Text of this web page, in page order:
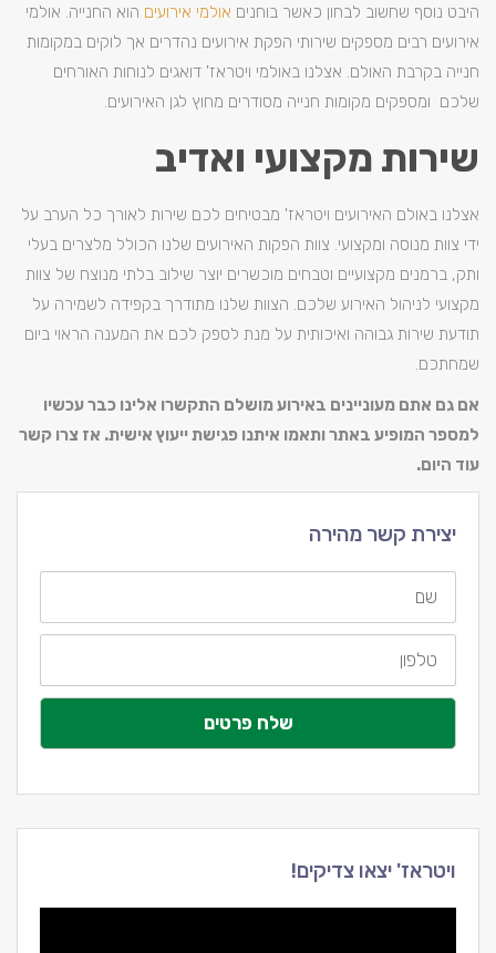
היבט נוסף שחשוב לבחון כאשר בוחנים אולמי אירועים הוא החנייה. אולמי
אירועים רבים מספקים שירותי הפקת אירועים נהדרים אך לוקים במקומות
חנייה בקרבת האולם. אצלנו באולמי ויטראז' דואגים לנוחות האורחים
שלכם ומספקים מקומות חנייה מסודרים מחוץ לגן האירועים.
שירות מקצועי ואדיב
אצלנו באולם האירועים ויטראז' מבטיחים לכם שירות לאורך כל הערב על
ידי צוות מנוסה ומקצועי. צוות הפקות האירועים שלנו הכולל מלצרים בעלי
ותק, ברמנים מקצועיים וטבחים מוכשרים יוצר שילוב בלתי מנוצח של צוות
מקצועי לניהול האירוע שלכם. הצוות שלנו מתודרך בקפידה לשמירה על
תודעת שירות גבוהה ואיכותית על מנת לספק לכם את המענה הראוי ביום
שמחתכם.
אם גם אתם מעוניינים באירוע מושלם התקשרו אלינו כבר עכשיו
למספר המופיע באתר ותאמו איתנו פגישת ייעוץ אישית. אז צרו קשר
עוד היום.
יצירת קשר מהירה
שם
טלפון
שלח פרטים
ויטראז' יצאו צדיקים!